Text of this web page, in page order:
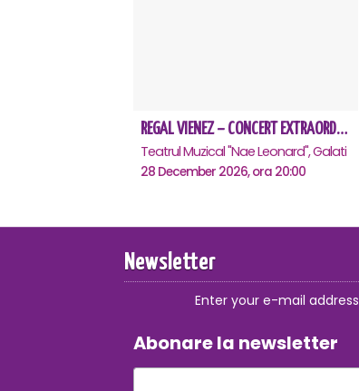
REGAL VIENEZ – CONCERT EXTRAORDINAR DE CRACIUN - Galati
Teatrul Muzical "Nae Leonard", Galati
28 December 2026, ora 20:00
Newsletter
Enter your e-mail address
Abonare la newsletter